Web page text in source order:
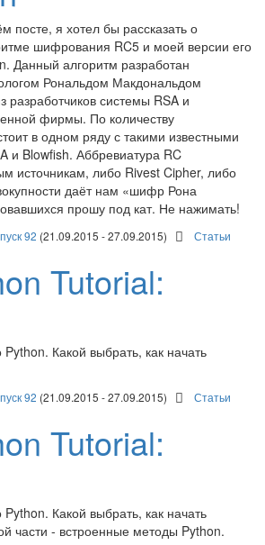
посте, я хотел бы рассказать о
шифрования RC5 и моей версии его
Данный алгоритм разработан
Рональдом Макдональдом
системы RSA и
фирмы. По количеству
в одном ряду с такими известными
и Blowfish. Аббревиатура RC
источникам, либо Rivest Cipher, либо
даёт нам «шифр Рона
прошу под кат. Не нажимать!
92 (21.09.2015 - 27.09.2015) Статьи
Tutorial:
Какой выбрать, как начать
92 (21.09.2015 - 27.09.2015) Статьи
Tutorial:
Какой выбрать, как начать
части - встроенные методы Python.